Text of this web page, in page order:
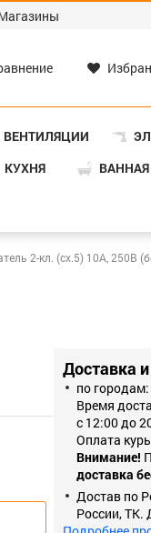
ВЕНТИЛЯЦИИ
КУХНЯ ВАННАЯ
2-кл. (сх.5) 10А, 250В
Доставка
по
Время
с 12:00 до
Оплата
Внимание!
доставка
Достав по
России, ТК.